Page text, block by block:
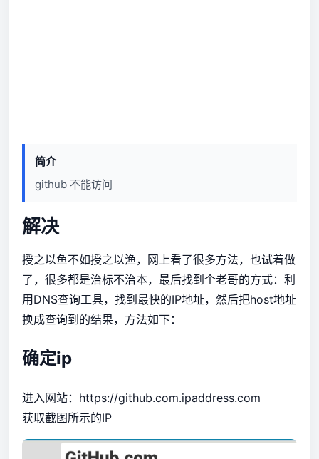
简介
github 不能访问
解决
授之以鱼不如授之以渔，网上看了很多方法，也试着做
了，很多都是治标不治本，最后找到个老哥的方式：利
用DNS查询工具，找到最快的IP地址，然后把host地址
换成查询到的结果，方法如下：
确定ip
进入网站： https://github.com.ipaddress.com
获取截图所示的IP